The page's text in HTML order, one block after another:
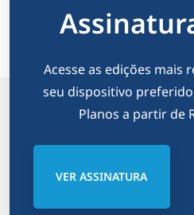
Acesse as edições mais
seu dispositivo
Planos a partir de
VER ASSINATURA